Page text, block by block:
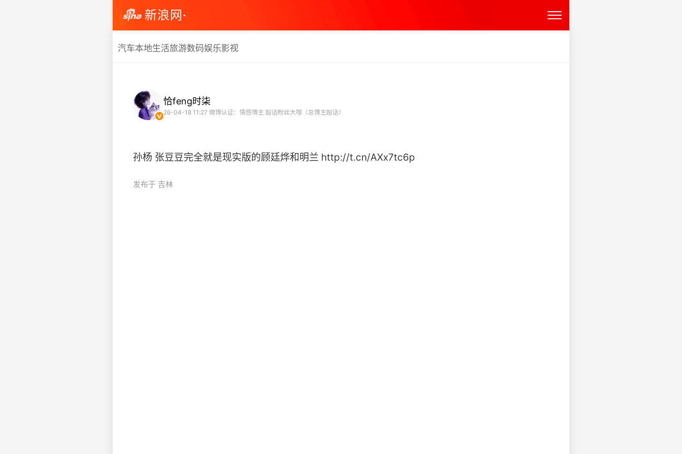
新浪网·
汽车本地生活旅游数码娱乐影视
恰feng时柒
26-04-18 11:27 微博认证：情感博主 超话粉丝大咖（总博主超话）
孙杨 张豆豆完全就是现实版的顾廷烨和明兰 http://t.cn/AXx7tc6p ​
发布于 吉林